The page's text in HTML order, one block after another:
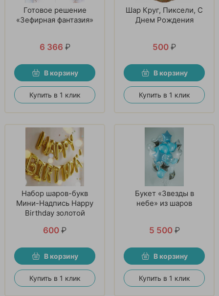
Готовое решение
«Зефирная фантазия»
6 366 ₽
В корзину
Купить в 1 клик
Шар Круг, Пиксели, С
Днем Рождения
500 ₽
В корзину
Купить в 1 клик
Набор шаров-букв
Мини-Надпись Happy
Birthday золотой
600 ₽
В корзину
Купить в 1 клик
Букет «Звезды в
небе» из шаров
5 500 ₽
В корзину
Купить в 1 клик